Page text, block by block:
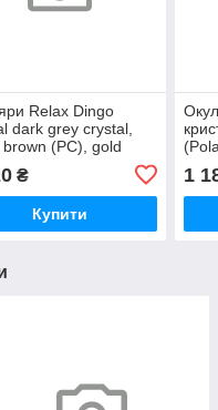
Relax Dingo
dark grey crystal,
brown (PC), gold
₴
Купити
1